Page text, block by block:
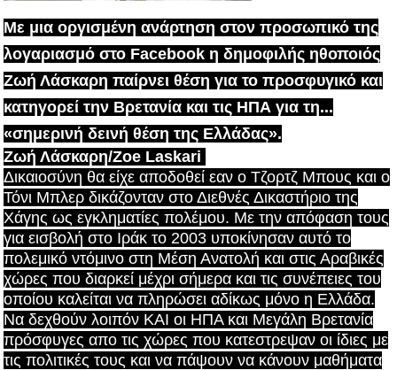
Με μια οργισμένη ανάρτηση στον προσωπικό της
λογαριασμό στο Facebook η δημοφιλής ηθοποιός
Ζωή Λάσκαρη παίρνει θέση για το προσφυγικό και
κατηγορεί την Βρετανία και τις ΗΠΑ για τη...
«σημερινή δεινή θέση της Ελλάδας».
Ζωή Λάσκαρη/Zoe Laskari
Δικαιοσύνη θα είχε αποδοθεί εαν ο Τζορτζ Μπους και ο
Τόνι Μπλερ δικάζονταν στο Διεθνές Δικαστήριο της
Χάγης ως εγκληματίες πολέμου. Με την απόφαση τους
για εισβολή στο Ιράκ το 2003 υποκίνησαν αυτό το
πολεμικό ντόμινο στη Μέση Ανατολή και στις Αραβικές
χώρες που διαρκεί μέχρι σήμερα και τις συνέπειες του
οποίου καλείται να πληρώσει αδίκως μόνο η Ελλάδα.
Να δεχθούν λοιπόν ΚΑΙ οι ΗΠΑ και Μεγάλη Βρετανία
πρόσφυγες απο τις χώρες που κατεστρεψαν οι ίδιες με
τις πολιτικές τους και να πάψουν να κάνουν μαθήματα